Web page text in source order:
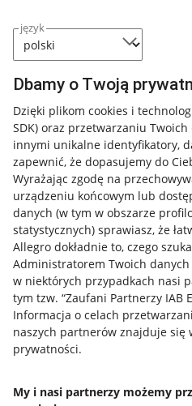
język
Dbamy o Twoją
Dzięki plikom cookies i
SDK) oraz przetwarzaniu Twoich
innymi unikalne identyfikatory,
zapewnić, że dopasujemy do
Wyrażając zgodę na
urządzeniu końcowym lub
danych (w tym w obszarze
statystycznych) sprawiasz, że
Allegro dokładnie to, czego
Administratorem Twoich
w niektórych przypadkach nasi
tym tzw. “Zaufani Partnerzy IAB
Informacja o celach
naszych partnerów znajduje się
prywatności.
My i nasi partnerzy możemy
Przydatne informacje
Jak to działa